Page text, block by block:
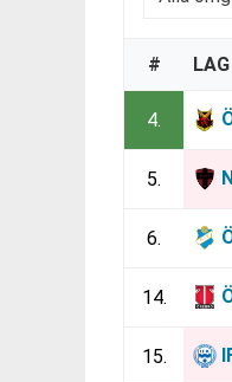
# LAG
4.
5.
6.
14.
15.